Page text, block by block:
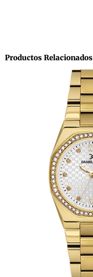
Productos Relacionados